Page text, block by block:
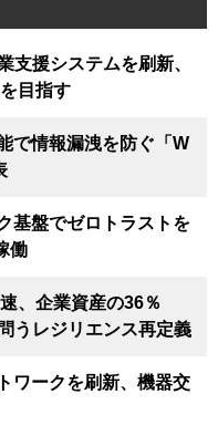
援システムを刷新、
目指す
で情報漏洩を防ぐ「W
基盤でゼロトラストを
働
、企業資産の36％
うレジリエンス再定義
ワークを刷新、機器交